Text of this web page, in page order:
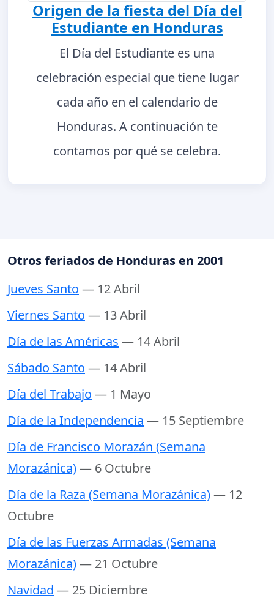
Origen de la fiesta del Día del
Estudiante en Honduras
El Día del Estudiante es una
celebración especial que tiene lugar
cada año en el calendario de
Honduras. A continuación te
contamos por qué se celebra.
Otros feriados de Honduras en 2001
Jueves Santo — 12 Abril
Viernes Santo — 13 Abril
Día de las Américas — 14 Abril
Sábado Santo — 14 Abril
Día del Trabajo — 1 Mayo
Día de la Independencia — 15 Septiembre
Día de Francisco Morazán (Semana
Morazánica)— 6 Octubre
Día de la Raza (Semana Morazánica)— 12
Octubre
Día de las Fuerzas Armadas (Semana
Morazánica)— 21 Octubre
Navidad — 25 Diciembre